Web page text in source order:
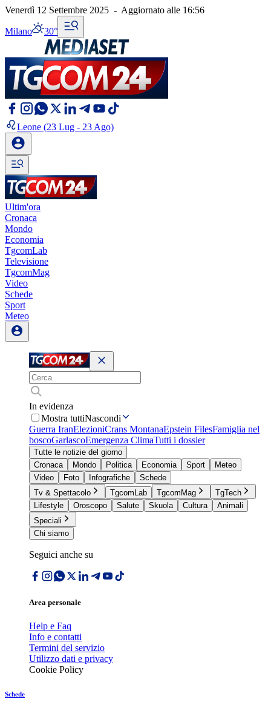
Venerdì 12 Settembre 2025 - Aggiornato alle 16:56
Milano 30°
Leone (23 Lug - 23 Ago)
Ultim'ora
Cronaca
Mondo
Economia
TgcomLab
Televisione
TgcomMag
Video
Schede
Sport
Meteo
In evidenza
Mostra tuttiNascondi
Guerra IranElezioniCrans MontanaEpstein FilesFamiglia nel
boscoGarlascoEmergenza ClimaTutti i dossier
Tutte le notizie del giorno
Cronaca
Mondo Politica Economia Sport
Meteo
Video
Foto Infografiche
Schede
Tv & Spettacolo
TgcomLab TgcomMag
TgTech
Lifestyle
Oroscopo Salute Skuola Cultura
Animali
Speciali
Chi siamo
Seguici anche su
Area personale
Help e Faq
Info e contatti
Termini del servizio
Utilizzo dati e privacy
Cookie Policy
Schede